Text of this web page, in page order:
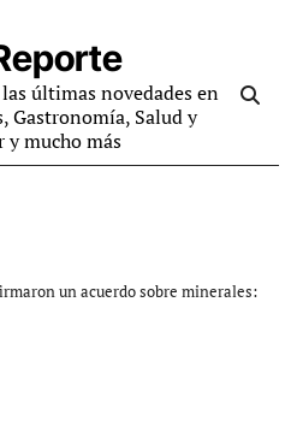
últimas novedades en
Gastronomía, Salud y
y mucho más
un acuerdo sobre minerales: